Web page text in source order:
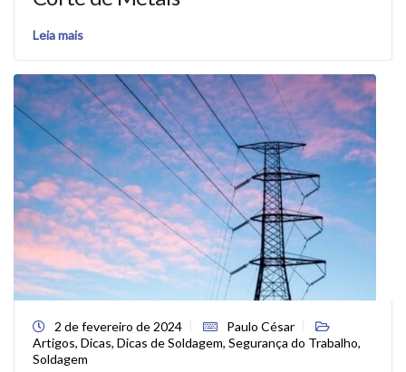
Leia mais
2 de fevereiro de 2024
Paulo César
Artigos, Dicas, Dicas de Soldagem, Segurança do Trabalho,
Soldagem